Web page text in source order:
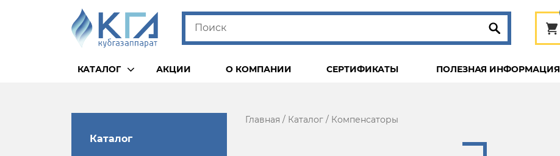
КАТАЛОГ АКЦИИ О КОМПАНИИ СЕРТИФИКАТЫ ПОЛЕЗНАЯ ИНФОРМАЦИЯ
Главная / Каталог / Компенсаторы
Каталог